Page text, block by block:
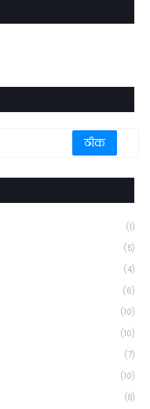
(1)
(5)
(4)
(6)
(10)
(10)
(7)
(10)
(8)